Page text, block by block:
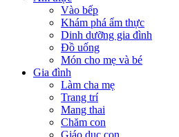
Vào bếp
Khám phá ẩm thực
Dinh dưỡng gia đình
Đồ uống
Món cho mẹ và bé
Gia đình
Làm cha mẹ
Trang trí
Mang thai
Chăm con
Giáo dục con